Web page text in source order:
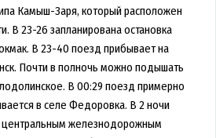
Камыш-Заря, который расположен
В 23-26 запланирована остановка
В 23-40 поезд прибывает на
Почти в полночь можно подышать
В 00:29 поезд примерно
в селе Федоровка. В 2 ночи
железнодорожным